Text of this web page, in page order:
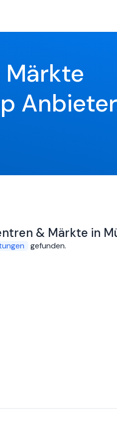
Anbieter
& Märkte in
gefunden.